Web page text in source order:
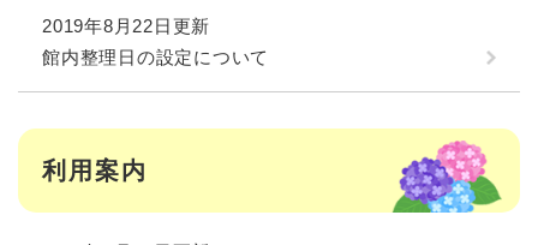
2019年8月22日更新
館内整理日の設定について
利用案内